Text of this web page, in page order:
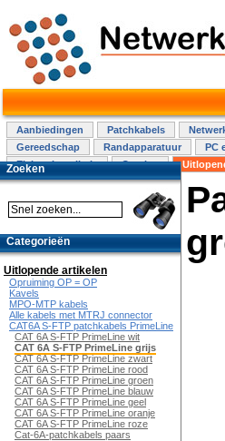
Aanbiedingen Patchkabels
Gereedschap
Randapparatuur PC
Elektra installatie
Overige
Zoeken
Categorieën
Uitlopende artikelen
Opruiming OP = OP
Kavels
MPO-MTP kabels
Alle kabels met MTRJ connector
CAT6A S-FTP patchkabels PrimeLine
CAT 6A S-FTP PrimeLine wit
CAT 6A S-FTP PrimeLine grijs
CAT 6A S-FTP PrimeLine zwart
CAT 6A S-FTP PrimeLine rood
CAT 6A S-FTP PrimeLine groen
CAT 6A S-FTP PrimeLine blauw
CAT 6A S-FTP PrimeLine geel
CAT 6A S-FTP PrimeLine oranje
CAT 6A S-FTP PrimeLine roze
Cat-6A-patchkabels paars